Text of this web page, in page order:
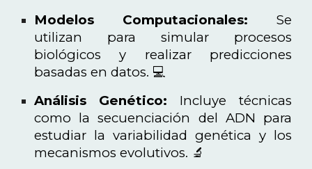
Modelos Computacionales: Se
utilizan para simular procesos
biológicos y realizar predicciones
basadas en datos. 💻
Análisis Genético: Incluye técnicas
como la secuenciación del ADN para
estudiar la variabilidad genética y los
mecanismos evolutivos. 🔬